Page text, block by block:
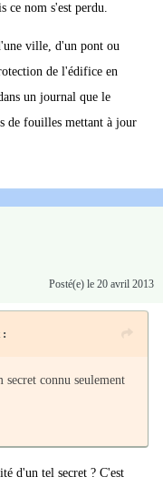
ce nom s'est perdu.
ville, d'un pont ou
de l'édifice en
un journal que le
de fouilles mettant à jour
Posté(e) le 20 avril 2013
:
connu seulement
d'un tel secret ? C'est